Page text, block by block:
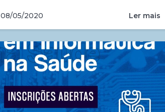
08/05/2020 Ler mais